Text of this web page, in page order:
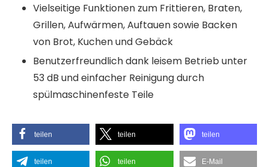
Vielseitige Funktionen zum Frittieren, Braten,
Grillen, Aufwärmen, Auftauen sowie Backen
von Brot, Kuchen und Gebäck
Benutzerfreundlich dank leisem Betrieb unter
53 dB und einfacher Reinigung durch
spülmaschinenfeste Teile
teilen teilen teilen
teilen teilen E-Mail